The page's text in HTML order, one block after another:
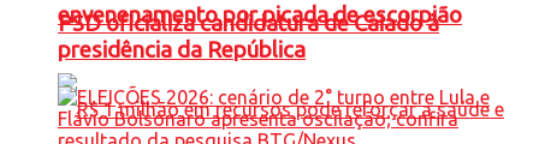
envenenamento por picada de escorpião
PSD oficializa candidatura de Caiado à
presidência da República